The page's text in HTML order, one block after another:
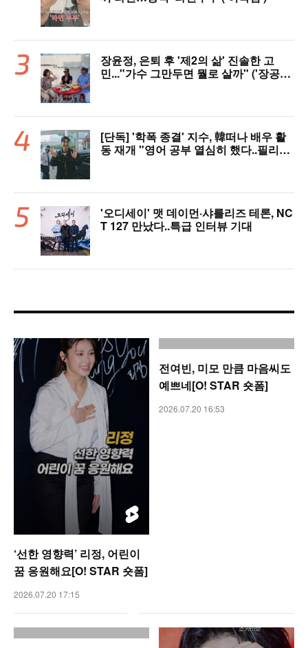
장윤정, 은퇴 후 '제2의 삶' 진솔한 고
민..."가수 그만두면 뭘로 살까" ('장공장
[단독] '학폭 종결' 지수, 韓떠나 배우 활
동 재개 "영어 공부 열심히 했다..필리핀
'오디세이' 맷 데이먼·샤를리즈 테론, NC
T 127 만났다..특급 인터뷰 기대
‘선한 영향력’ 리정, 어린이
꿈 응원해요[O! STAR 숏폼]
2026.07.20 17:15
전여빈, 미모 만큼 마음씨도
예쁘네[O! STAR 숏폼]
2026.07.20 16:53